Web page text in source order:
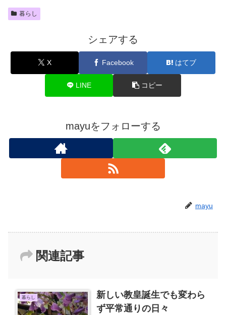
暮らし
シェアする
X Facebook はてブ
LINE コピー
mayuをフォローする
mayu
関連記事
暮らし
新しい教皇誕生でも変わら
ず平常通りの日々